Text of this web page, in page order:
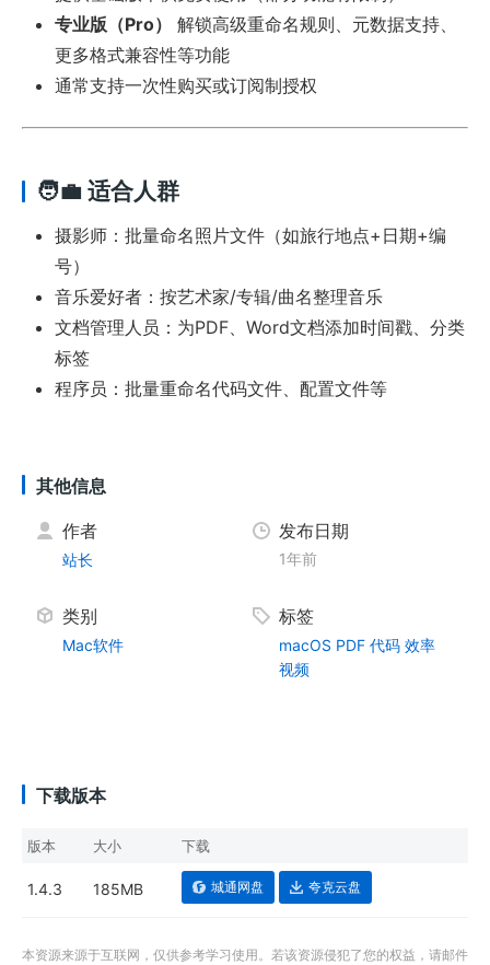
专业版（Pro）
解锁高级重命名规则、元数据支持、
更多格式兼容性等功能
通常支持一次性购买或订阅制授权
🧑‍💼 适合人群
摄影师：批量命名照片文件（如旅行地点+日期+编
号）
音乐爱好者：按艺术家/专辑/曲名整理音乐
文档管理人员：为PDF、Word文档添加时间戳、分类
标签
程序员：批量重命名代码文件、配置文件等
其他信息
作者
站长
发布日期
1年前
类别
Mac软件
标签
macOS PDF 代码 效率
视频
下载版本
版本 大小 下载
1.4.3 185MB 城通网盘 夸克云盘
本资源来源于互联网，仅供参考学习使用。若该资源侵犯了您的权益，请邮件